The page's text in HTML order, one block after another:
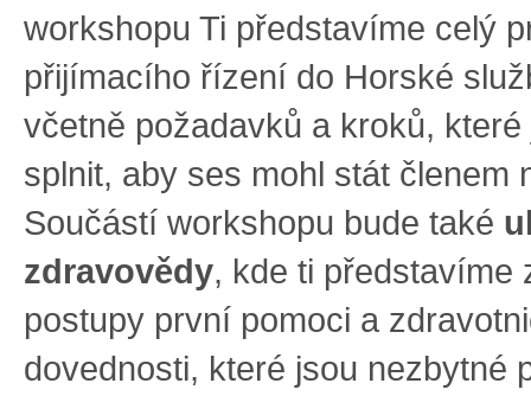
workshopu Ti představíme celý
přijímacího řízení do Horské
včetně požadavků a kroků, které
splnit, aby ses mohl stát členem
Součástí workshopu bude také
zdravovědy, kde ti představíme
postupy první pomoci a
dovednosti, které jsou nezbytné